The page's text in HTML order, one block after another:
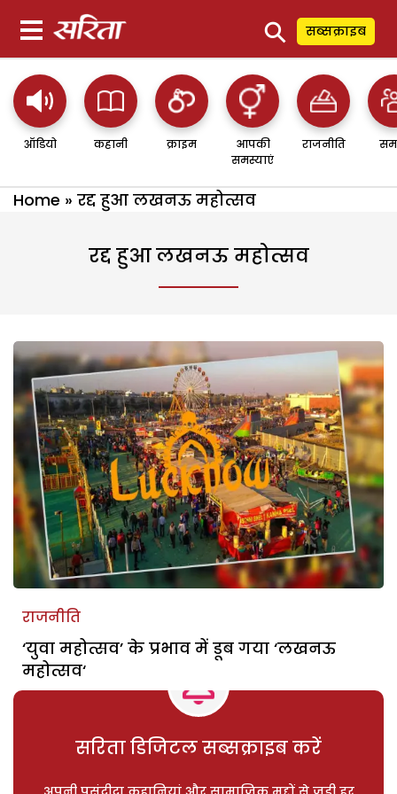
⚲ सब्सक्राइब
ऑडियो कहानी क्राइम
आपकी
समस्याएं
राजनीति
Home » रद्द हुआ लखनऊ महोत्सव
रद्द हुआ लखनऊ महोत्सव
राजनीति
‘युवा महोत्सव’ के प्रभाव में डूब गया ‘लखनऊ
महोत्सव‘
सरिता डिजिटल सब्सक्राइब करें